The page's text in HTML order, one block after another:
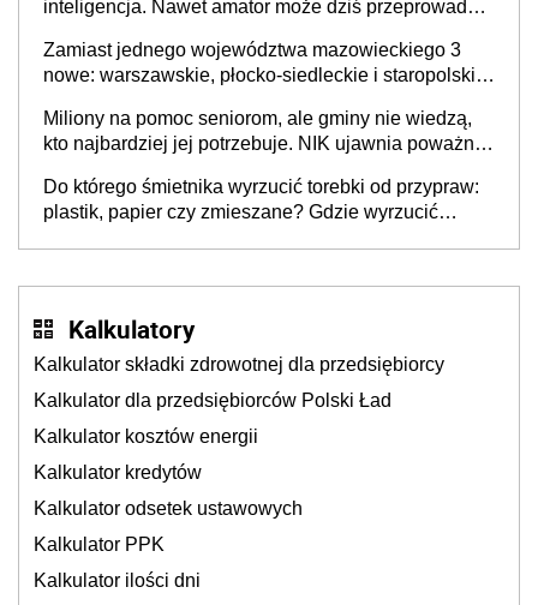
inteligencja. Nawet amator może dziś przeprowadzić
Zamiast jednego województwa mazowieckiego 3
nowe: warszawskie, płocko-siedleckie i staropolskie.
stołecznych
Miliony na pomoc seniorom, ale gminy nie wiedzą,
kto najbardziej jej potrzebuje. NIK ujawnia poważną
Do którego śmietnika wyrzucić torebki od przypraw:
plastik, papier czy zmieszane? Gdzie wyrzucić
Kalkulatory
Kalkulator składki zdrowotnej dla przedsiębiorcy
Kalkulator dla przedsiębiorców Polski Ład
Kalkulator kosztów energii
Kalkulator kredytów
Kalkulator odsetek ustawowych
Kalkulator PPK
Kalkulator ilości dni